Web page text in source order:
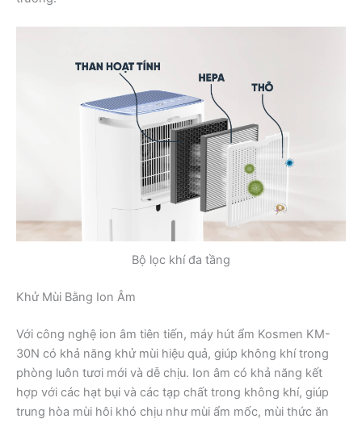
Bộ lọc khí đa tầng
Khử Mùi Bằng Ion Âm
Với công nghệ ion âm tiên tiến, máy hút ẩm Kosmen KM-
30N có khả năng khử mùi hiệu quả, giúp không khí trong
phòng luôn tươi mới và dễ chịu. Ion âm có khả năng kết
hợp với các hạt bụi và các tạp chất trong không khí, giúp
trung hòa mùi hôi khó chịu như mùi ẩm mốc, mùi thức ăn